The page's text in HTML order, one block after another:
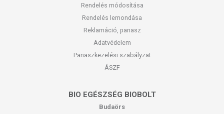
Rendelés módosítása
Rendelés lemondása
Reklamáció, panasz
Adatvédelem
Panaszkezelési szabályzat
ÁSZF
BIO EGÉSZSÉG BIOBOLT
Budaörs